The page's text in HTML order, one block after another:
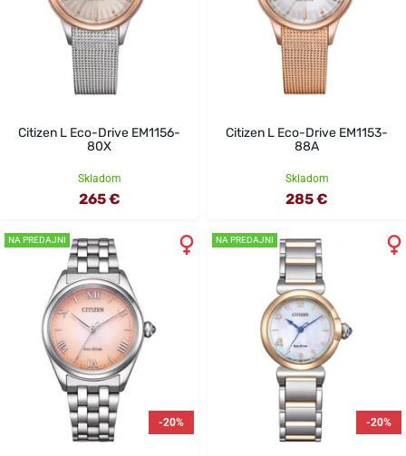
Citizen L Eco-Drive EM1156-
80X
Skladom
265 €
Citizen L Eco-Drive EM1153-
88A
Skladom
285 €
NA PREDAJNI
-20%
NA PREDAJNI
-20%